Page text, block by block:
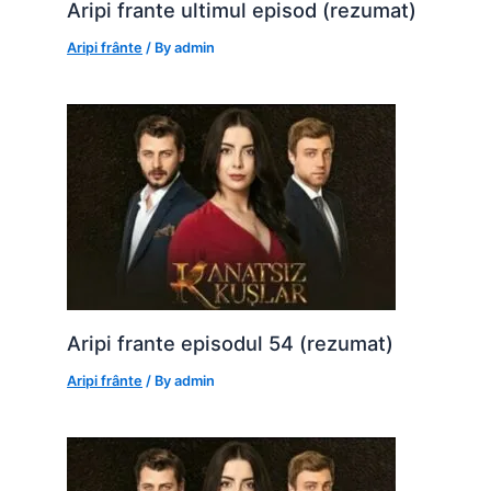
Aripi frante ultimul episod (rezumat)
Aripi frânte / Byadmin
Aripi frante episodul 54 (rezumat)
Aripi frânte / Byadmin